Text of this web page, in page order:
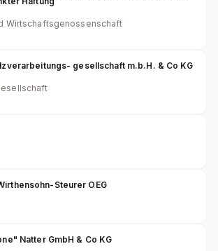
Wirtschaftsgenossenschaft
gesellschaft m.b.H. & Co KG
Steurer OEG
Natter GmbH & Co KG